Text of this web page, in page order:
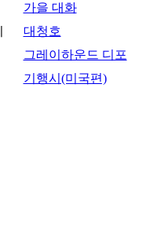
가을 대화
대청호
그레이하운드 디포
기행시(미국편)